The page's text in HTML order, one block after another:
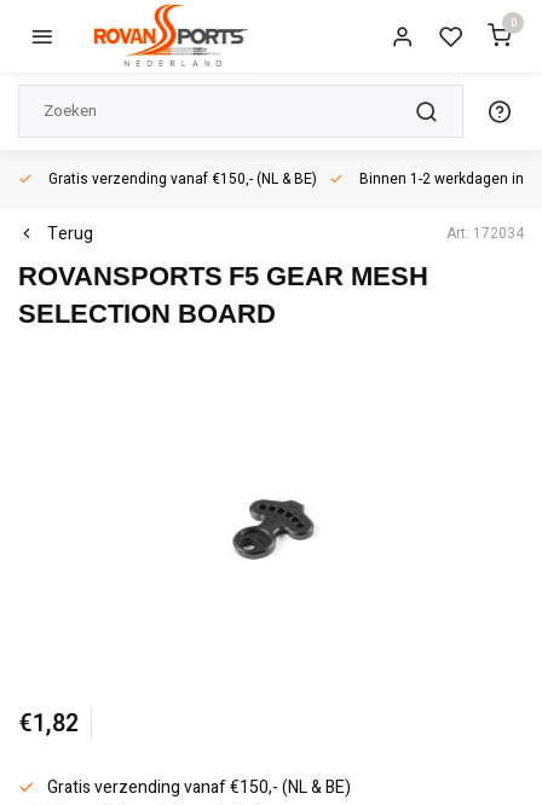
0
Gratis verzending vanaf €150,- (NL & BE) Binnen 1-2 werkdagen in
Terug Art: 172034
ROVANSPORTS F5 GEAR MESH
SELECTION BOARD
€1,82
Gratis verzending vanaf €150,- (NL & BE)